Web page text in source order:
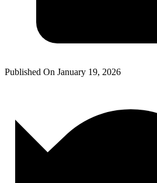
Published On January 19, 2026